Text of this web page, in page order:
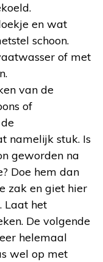
en wat
schoon.
of met
van de
of
namelijk stuk. Is
geworden na
Doe hem dan
zak en giet hier
Laat het
De volgende
helemaal
wel op met